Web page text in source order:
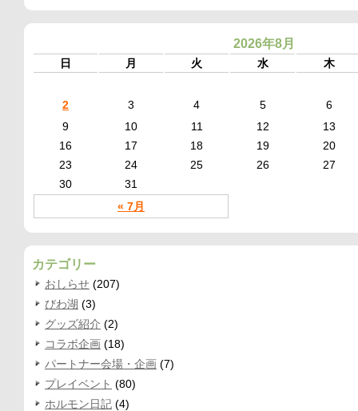
2026年8月
日 月 火 水 木
« 7月
2 3 4 5
6
9
10 11 12
13
16
17 18 19
20
23
24 25 26
27
30
31
カテゴリー
おしらせ (207)
びわ湖 (3)
グッズ紹介 (2)
コラボ企画 (18)
パートナー会場・企画 (7)
プレイベント (80)
ホルモン日記 (4)